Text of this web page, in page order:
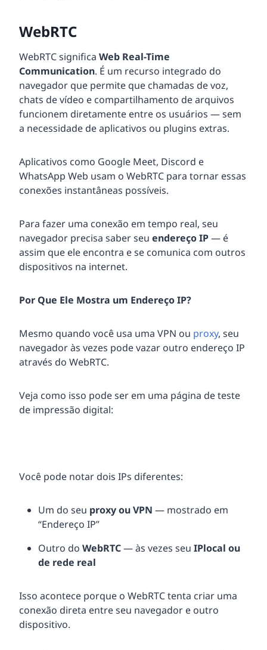
WebRTC
WebRTC significa Web Real-Time
Communication. É um recurso integrado do
navegador que permite que chamadas de voz,
chats de vídeo e compartilhamento de arquivos
funcionem diretamente entre os usuários — sem
a necessidade de aplicativos ou plugins extras.
Aplicativos como Google Meet, Discord e
WhatsApp Web usam o WebRTC para tornar essas
conexões instantâneas possíveis.
Para fazer uma conexão em tempo real, seu
navegador precisa saber seu endereço IP— é
assim que ele encontra e se comunica com outros
dispositivos na internet.
Por Que Ele Mostra um Endereço IP?
Mesmo quando você usa uma VPN ou proxy, seu
navegador às vezes pode vazar outro endereço IP
através do WebRTC.
Veja como isso pode ser em uma página de teste
de impressão digital:
Você pode notar dois IPs diferentes:
Um do seu proxy ou VPN — mostrado em
“Endereço IP”
Outro do WebRTC— às vezes seu IPlocal ou
de rede real
Isso acontece porque o WebRTC tenta criar uma
conexão direta entre seu navegador e outro
dispositivo.